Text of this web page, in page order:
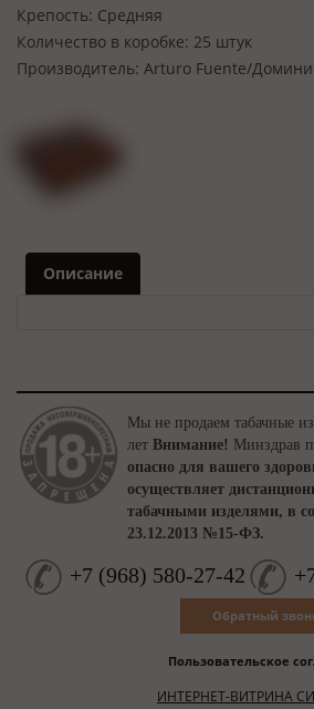
Крепость: Средняя
Количество в коробке: 25 штук
Производитель: Arturo Fuente/
Описание
Мы не продаем табачные
лет Внимание! Минздрав
опасно для вашего
осуществляет
табачными изделями, в
23.12.2013 №15-ФЗ.
+7 (968) 580-27-42
Обратный
Пользовательское
ИНТЕРНЕТ-ВИТРИНА